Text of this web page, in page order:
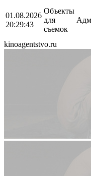
01.08.2026
20:29:43
Объекты
для
съемок
kinoagentstvo.ru